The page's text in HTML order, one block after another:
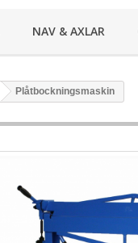
NAV & AXLAR
Plåtbockningsmaskin